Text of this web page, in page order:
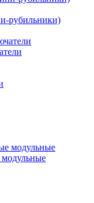
рубильники)
модульные